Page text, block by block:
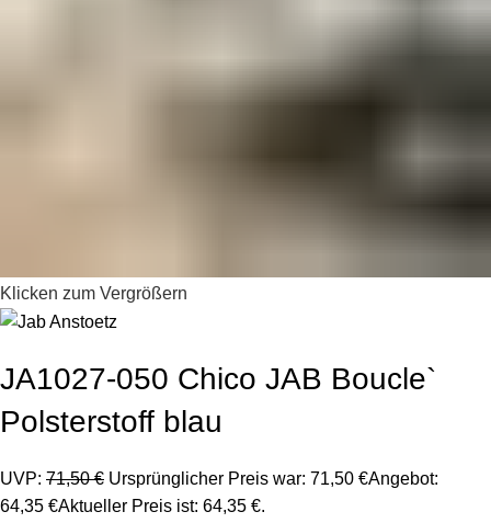
Klicken zum Vergrößern
JA1027-050 Chico JAB Boucle`
Polsterstoff blau
UVP: 71,50€ Ursprünglicher Preis war: 71,50 €Angebot:
64,35 €Aktueller Preis ist: 64,35 €.